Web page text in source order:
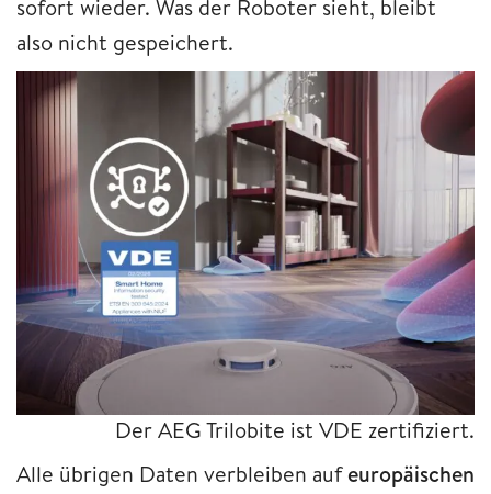
sofort wieder. Was der Roboter sieht, bleibt
also nicht gespeichert.
Der AEG Trilobite ist VDE zertifiziert.
Alle übrigen Daten verbleiben aufeuropäischen